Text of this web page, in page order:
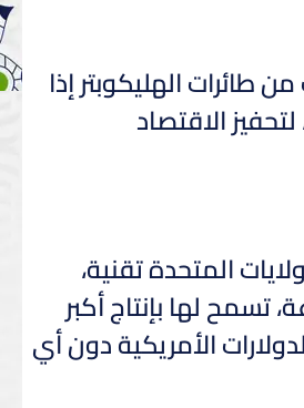
طائرات الهليكوبتر إذا
الاقتصاد
المتحدة تقنية،
تسمح لها بإنتاج أكبر
الأمريكية دون أي